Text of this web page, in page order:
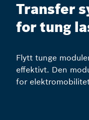
Transfer
for tung
Flytt tunge
effektivt. Den
for